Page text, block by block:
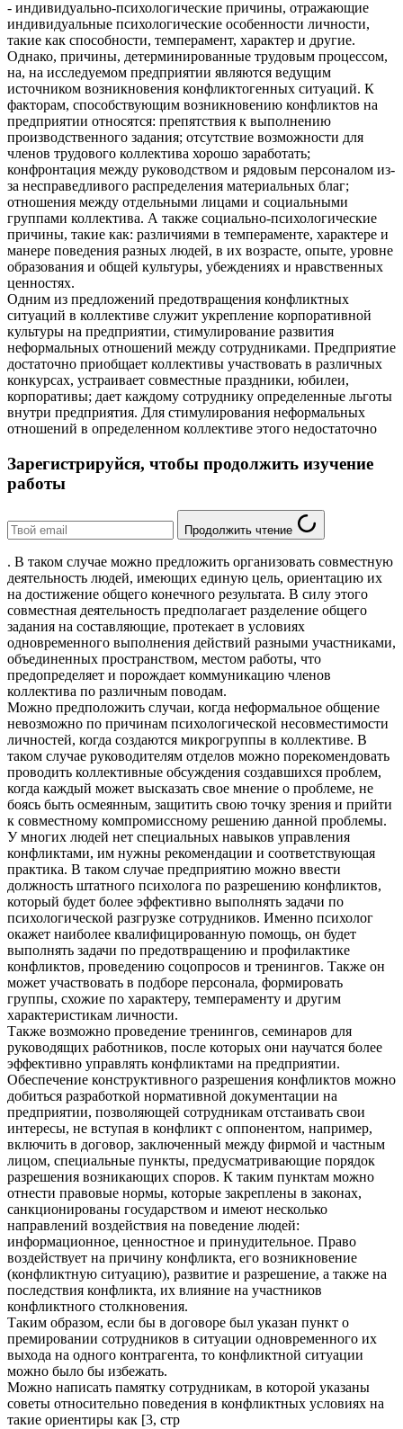
- индивидуально-психологические причины, отражающие
индивидуальные психологические особенности личности,
такие как способности, темперамент, характер и другие.
Однако, причины, детерминированные трудовым процессом,
на, на исследуемом предприятии являются ведущим
источником возникновения конфликтогенных ситуаций. К
факторам, способствующим возникновению конфликтов на
предприятии относятся: препятствия к выполнению
производственного задания; отсутствие возможности для
членов трудового коллектива хорошо заработать;
конфронтация между руководством и рядовым персоналом из-
за несправедливого распределения материальных благ;
отношения между отдельными лицами и социальными
группами коллектива. А также социально-психологические
причины, такие как: различиями в темпераменте, характере и
манере поведения разных людей, в их возрасте, опыте, уровне
образования и общей культуры, убеждениях и нравственных
ценностях.
Одним из предложений предотвращения конфликтных
ситуаций в коллективе служит укрепление корпоративной
культуры на предприятии, стимулирование развития
неформальных отношений между сотрудниками. Предприятие
достаточно приобщает коллективы участвовать в различных
конкурсах, устраивает совместные праздники, юбилеи,
корпоративы; дает каждому сотруднику определенные льготы
внутри предприятия. Для стимулирования неформальных
отношений в определенном коллективе этого недостаточно
Зарегистрируйся, чтобы продолжить изучение
работы
Продолжить чтение
. В таком случае можно предложить организовать совместную
деятельность людей, имеющих единую цель, ориентацию их
на достижение общего конечного результата. В силу этого
совместная деятельность предполагает разделение общего
задания на составляющие, протекает в условиях
одновременного выполнения действий разными участниками,
объединенных пространством, местом работы, что
предопределяет и порождает коммуникацию членов
коллектива по различным поводам.
Можно предположить случаи, когда неформальное общение
невозможно по причинам психологической несовместимости
личностей, когда создаются микрогруппы в коллективе. В
таком случае руководителям отделов можно порекомендовать
проводить коллективные обсуждения создавшихся проблем,
когда каждый может высказать свое мнение о проблеме, не
боясь быть осмеянным, защитить свою точку зрения и прийти
к совместному компромиссному решению данной проблемы.
У многих людей нет специальных навыков управления
конфликтами, им нужны рекомендации и соответствующая
практика. В таком случае предприятию можно ввести
должность штатного психолога по разрешению конфликтов,
который будет более эффективно выполнять задачи по
психологической разгрузке сотрудников. Именно психолог
окажет наиболее квалифицированную помощь, он будет
выполнять задачи по предотвращению и профилактике
конфликтов, проведению соцопросов и тренингов. Также он
может участвовать в подборе персонала, формировать
группы, схожие по характеру, темпераменту и другим
характеристикам личности.
Также возможно проведение тренингов, семинаров для
руководящих работников, после которых они научатся более
эффективно управлять конфликтами на предприятии.
Обеспечение конструктивного разрешения конфликтов можно
добиться разработкой нормативной документации на
предприятии, позволяющей сотрудникам отстаивать свои
интересы, не вступая в конфликт с оппонентом, например,
включить в договор, заключенный между фирмой и частным
лицом, специальные пункты, предусматривающие порядок
разрешения возникающих споров. К таким пунктам можно
отнести правовые нормы, которые закреплены в законах,
санкционированы государством и имеют несколько
направлений воздействия на поведение людей:
информационное, ценностное и принудительное. Право
воздействует на причину конфликта, его возникновение
(конфликтную ситуацию), развитие и разрешение, а также на
последствия конфликта, их влияние на участников
конфликтного столкновения.
Таким образом, если бы в договоре был указан пункт о
премировании сотрудников в ситуации одновременного их
выхода на одного контрагента, то конфликтной ситуации
можно было бы избежать.
Можно написать памятку сотрудникам, в которой указаны
советы относительно поведения в конфликтных условиях на
такие ориентиры как [3, стр